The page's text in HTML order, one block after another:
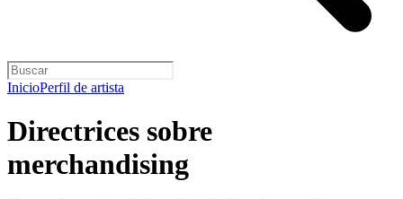
InicioPerfil de artista
Directrices sobre
merchandising